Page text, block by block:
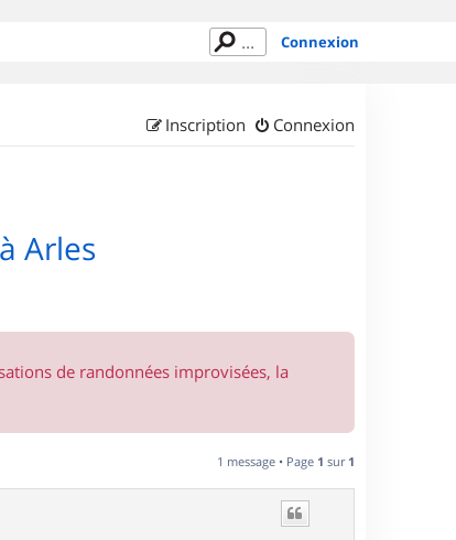
Connexion
Connexion
Inscription
Arles
de randonnées improvisées, la
1 message • Page 1 sur 1